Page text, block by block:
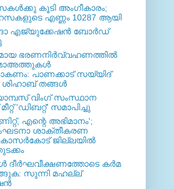
കൂടി അംഗീകാരം;
എണ്ണം 10287 ആയി
എജ്യുക്കേഷന്‍ ബോര്‍ഡ്
ഭരണനിര്‍വ്വഹണത്തില്‍
പാണക്കാട് സയ്യിദ്
തങ്ങള്‍
വിംഗ് സംസ്ഥാന
'ഡിബറ്റ്' സമാപിച്ചു
എന്റെ അഭിമാനം';
ശാക്തീകരണ
കാസര്‍കോട് ജില്ലയില്‍
കര്‍മ
സുന്നി മഹല്ല്